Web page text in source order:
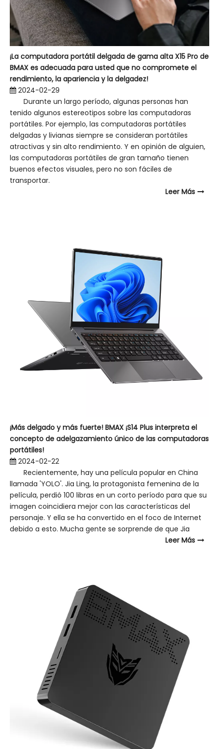
¡La computadora portátil delgada de gama alta X15 Pro de
BMAX es adecuada para usted que no compromete el
rendimiento, la apariencia y la delgadez!
2024-02-29
Durante un largo período, algunas personas han
tenido algunos estereotipos sobre las computadoras
portátiles. Por ejemplo, las computadoras portátiles
delgadas y livianas siempre se consideran portátiles
atractivas y sin alto rendimiento. Y en opinión de alguien,
las computadoras portátiles de gran tamaño tienen
buenos efectos visuales, pero no son fáciles de
transportar.
Leer Más
¡Más delgado y más fuerte! BMAX ¡S14 Plus interpreta el
concepto de adelgazamiento único de las computadoras
portátiles!
2024-02-22
Recientemente, hay una película popular en China
llamada 'YOLO'. Jia Ling, la protagonista femenina de la
película, perdió 100 libras en un corto período para que su
imagen coincidiera mejor con las características del
personaje. Y ella se ha convertido en el foco de Internet
debido a esto. Mucha gente se sorprende de que Jia
Leer Más